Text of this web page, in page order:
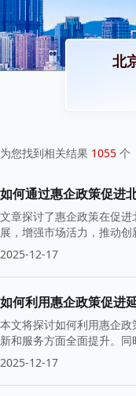
北
为您找到相关结果 1055 个
如何通过惠企政策促进
文章探讨了惠企政策在促
展，增强市场活力，推动
力。
2025-12-17
如何利用惠企政策促进
本文将探讨如何利用惠企
新和服务方面全面提升。
2025-12-17